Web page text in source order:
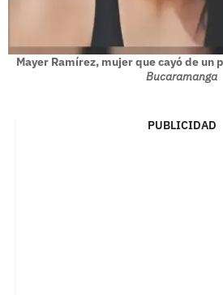
Mayer Ramírez, mujer que cayó de un
Bucaramanga
PUBLICIDAD